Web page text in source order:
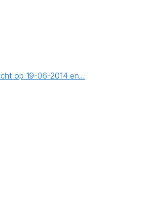
op 19-06-2014 en…